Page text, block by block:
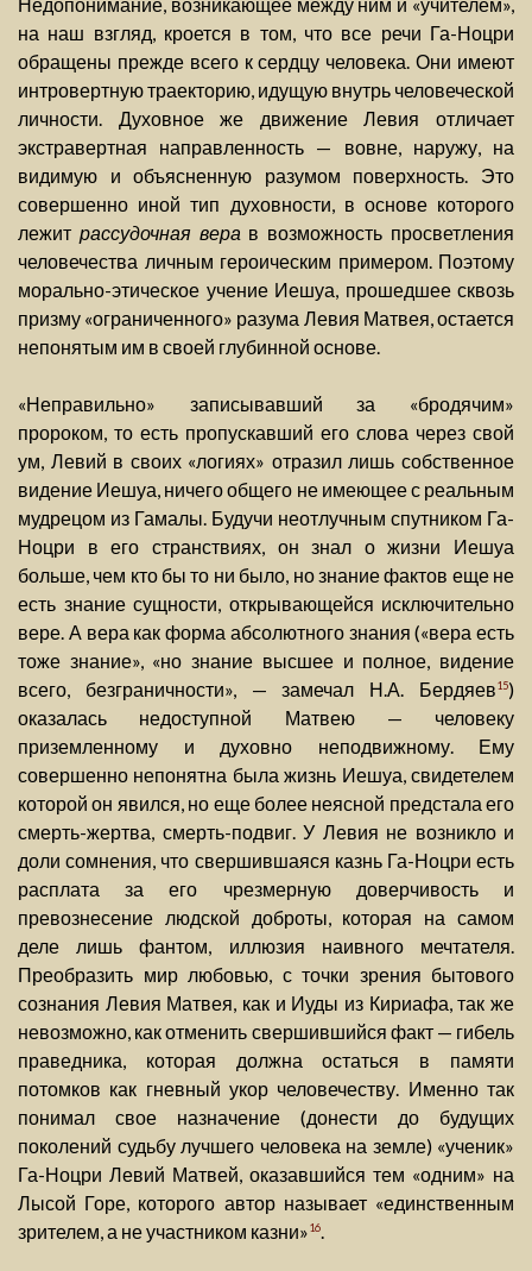
Недопонимание, возникающее между ним и «учителем»,
на наш взгляд, кроется в том, что все речи Га-Ноцри
обращены прежде всего к сердцу человека. Они имеют
интровертную траекторию, идущую внутрь человеческой
личности. Духовное же движение Левия отличает
экстравертная направленность — вовне, наружу, на
видимую и объясненную разумом поверхность. Это
совершенно иной тип духовности, в основе которого
лежит рассудочная вера в возможность просветления
человечества личным героическим примером. Поэтому
морально-этическое учение Иешуа, прошедшее сквозь
призму «ограниченного» разума Левия Матвея, остается
непонятым им в своей глубинной основе.
«Неправильно» записывавший за «бродячим»
пророком, то есть пропускавший его слова через свой
ум, Левий в своих «логиях» отразил лишь собственное
видение Иешуа, ничего общего не имеющее с реальным
мудрецом из Гамалы. Будучи неотлучным спутником Га-
Ноцри в его странствиях, он знал о жизни Иешуа
больше, чем кто бы то ни было, но знание фактов еще не
есть знание сущности, открывающейся исключительно
вере. А вера как форма абсолютного знания («вера есть
тоже знание», «но знание высшее и полное, видение
всего, безграничности», — замечал Н.А. Бердяев15)
оказалась недоступной Матвею — человеку
приземленному и духовно неподвижному. Ему
совершенно непонятна была жизнь Иешуа, свидетелем
которой он явился, но еще более неясной предстала его
смерть-жертва, смерть-подвиг. У Левия не возникло и
доли сомнения, что свершившаяся казнь Га-Ноцри есть
расплата за его чрезмерную доверчивость и
превознесение людской доброты, которая на самом
деле лишь фантом, иллюзия наивного мечтателя.
Преобразить мир любовью, с точки зрения бытового
сознания Левия Матвея, как и Иуды из Кириафа, так же
невозможно, как отменить свершившийся факт — гибель
праведника, которая должна остаться в памяти
потомков как гневный укор человечеству. Именно так
понимал свое назначение (донести до будущих
поколений судьбу лучшего человека на земле) «ученик»
Га-Ноцри Левий Матвей, оказавшийся тем «одним» на
Лысой Горе, которого автор называет «единственным
зрителем, а не участником казни»16.